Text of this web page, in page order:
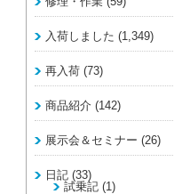
入荷しました (1,349)
再入荷 (73)
商品紹介 (142)
展示会＆セミナー (26)
日記 (33)
試乗記 (1)